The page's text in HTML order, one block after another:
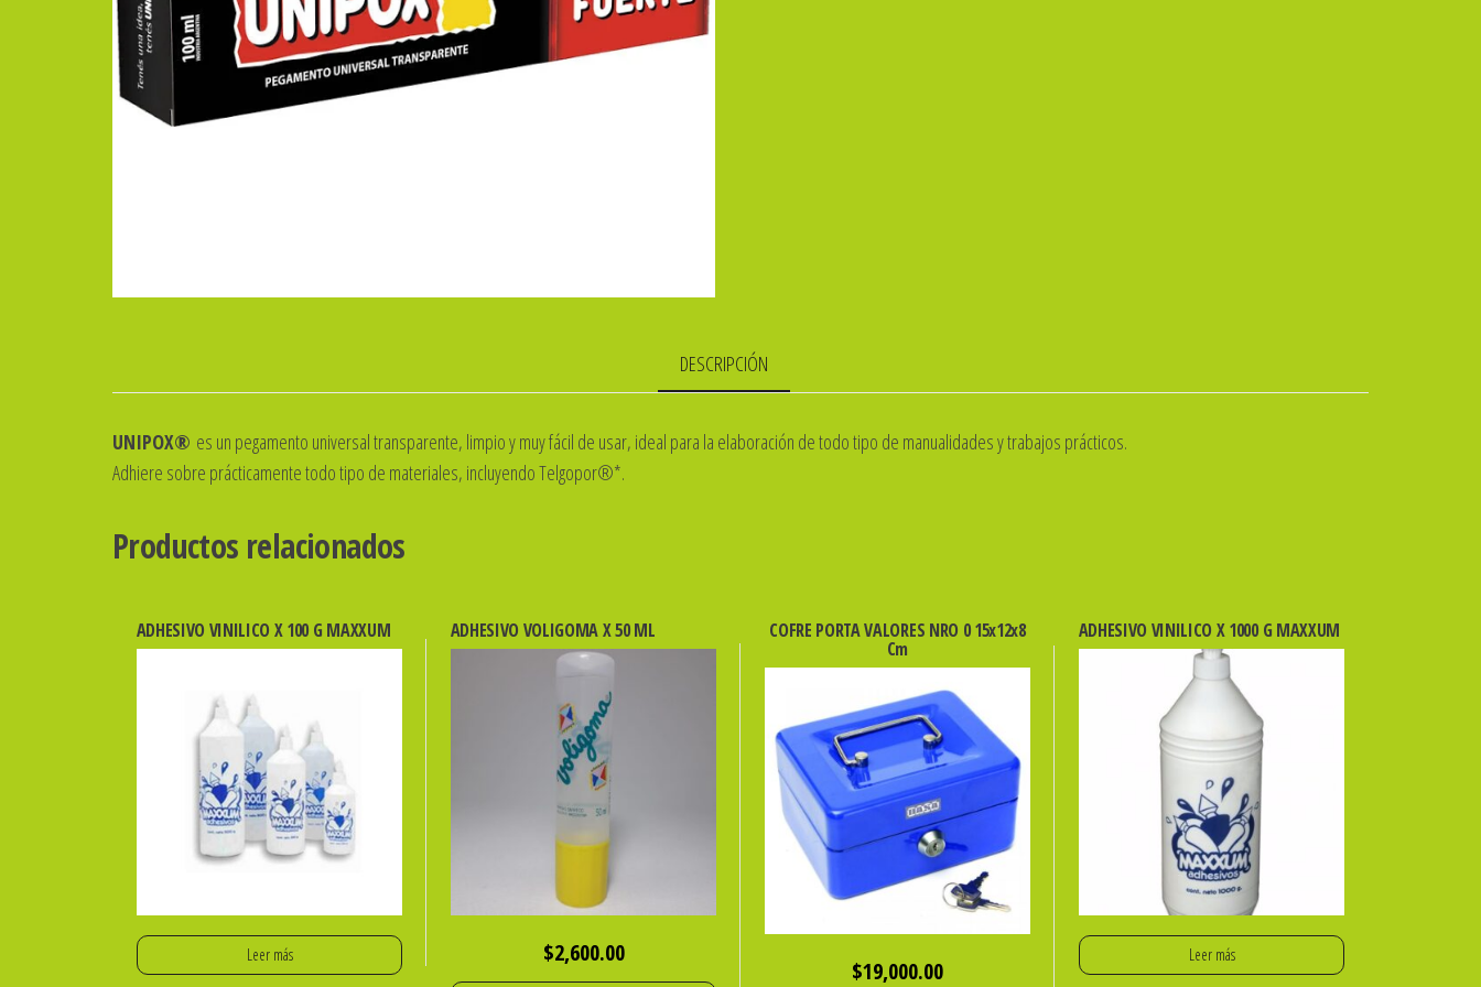
DESCRIPCIÓN
UNIPOX® es un pegamento universal transparente, limpio y muy fácil de usar, ideal para la elaboración de todo tipo de manualidades y trabajos prácticos.
Adhiere sobre prácticamente todo tipo de materiales, incluyendo Telgopor®*.
Productos relacionados
ADHESIVO VINILICO X 100 G MAXXUM
Leer más
ADHESIVO VOLIGOMA X 50 ML
$2,600.00
COFRE PORTA VALORES NRO 0 15x12x8
Cm
$19,000.00
ADHESIVO VINILICO X 1000 G MAXXUM
Leer más